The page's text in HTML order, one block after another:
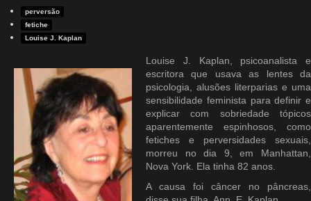
perversão
fetiche
Louise J. Kaplan
Louise J. Kaplan, psicoanalista e
escritora que usava as lentes da
psicologia, alusões literparias e uma
sensibilidade feminista para definir e
explicar com sobriedade tópicos
aparentemente espinhosos, como
fetiches e perversidades sexuais,
morreu no dia 9, em Manhattan,
Nova York. Ela tinha 82 anos.
A causa foi câncer no pâncreas,